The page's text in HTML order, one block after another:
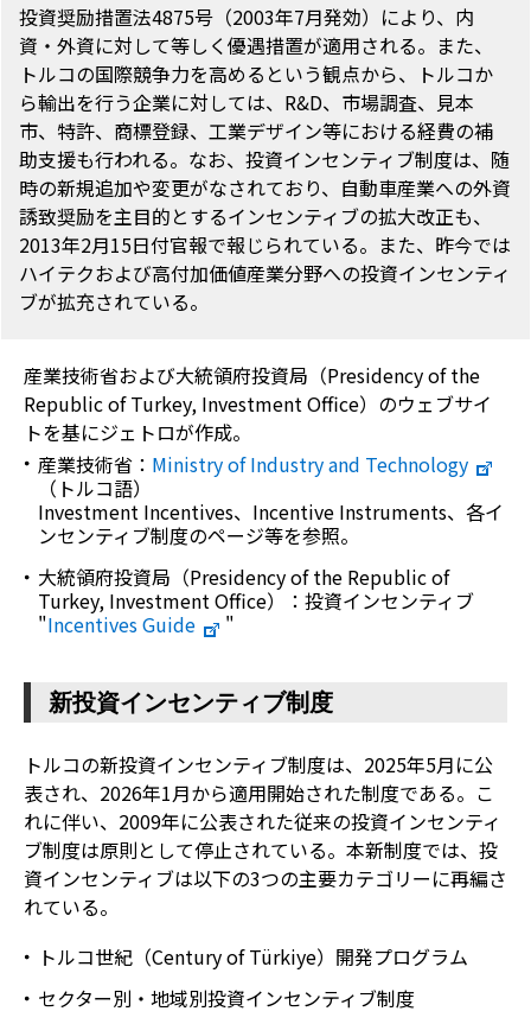
投資奨励措置法4875号（2003年7月発効）により、内
資・外資に対して等しく優遇措置が適用される。また、
トルコの国際競争力を高めるという観点から、トルコか
ら輸出を行う企業に対しては、R&D、市場調査、見本
市、特許、商標登録、工業デザイン等における経費の補
助支援も行われる。なお、投資インセンティブ制度は、随
時の新規追加や変更がなされており、自動車産業への外資
誘致奨励を主目的とするインセンティブの拡大改正も、
2013年2月15日付官報で報じられている。また、昨今では
ハイテクおよび高付加価値産業分野への投資インセンティ
ブが拡充されている。
産業技術省および大統領府投資局（Presidency of the
Republic of Turkey, Investment Office）のウェブサイ
トを基にジェトロが作成。
産業技術省： Ministry of Industry and Technology
（トルコ語）
Investment Incentives、 Incentive Instruments、各イ
ンセンティブ制度のページ等を参照。
大統領府投資局（Presidency of the Republic of
Turkey, Investment Office）：投資インセンティブ
"Incentives Guide "
新投資インセンティブ制度
トルコの新投資インセンティブ制度は、2025年5月に公
表され、2026年1月から適用開始された制度である。こ
れに伴い、2009年に公表された従来の投資インセンティ
ブ制度は原則として停止されている。本新制度では、投
資インセンティブは以下の3つの主要カテゴリーに再編さ
れている。
トルコ世紀（Century of Türkiye）開発プログラム
セクター別・地域別投資インセンティブ制度